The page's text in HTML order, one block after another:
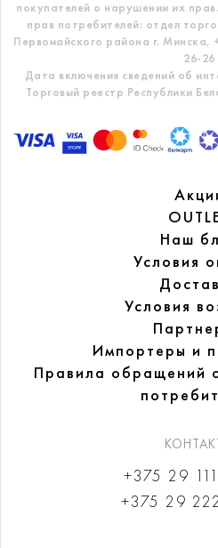
покупателей о нарушении их прав.
прав потребителей: отдел
Первомайского района г. Минска,
26-26
Дата включения сведений об
Торговый реестр Республики
Наш
Условия
Условия
Импортеры и
Правила обращений
+375 29
+375 29